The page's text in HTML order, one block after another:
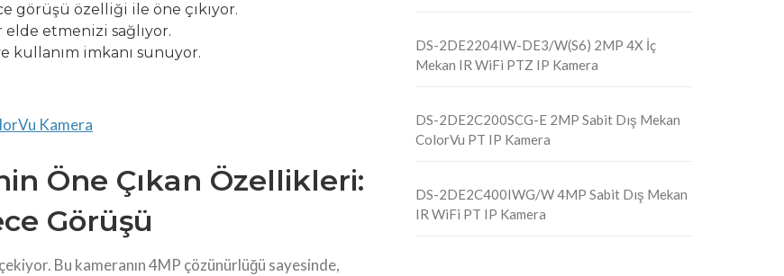
görüşü özelliği ile öne çıkıyor.
etmenizi sağlıyor.
kullanım imkanı sunuyor.
Kamera
Öne Çıkan Özellikleri:
Görüşü
Bu kameranın 4MP çözünürlüğü sayesinde,
DS-2DE2204IW-DE3/W(S6) 2MP 4X İç
Mekan IR WiFi PTZ IP Kamera
DS-2DE2C200SCG-E 2MP Sabit Dış Mekan
ColorVu PT IP Kamera
DS-2DE2C400IWG/W 4MP Sabit Dış Mekan
IR WiFi PT IP Kamera